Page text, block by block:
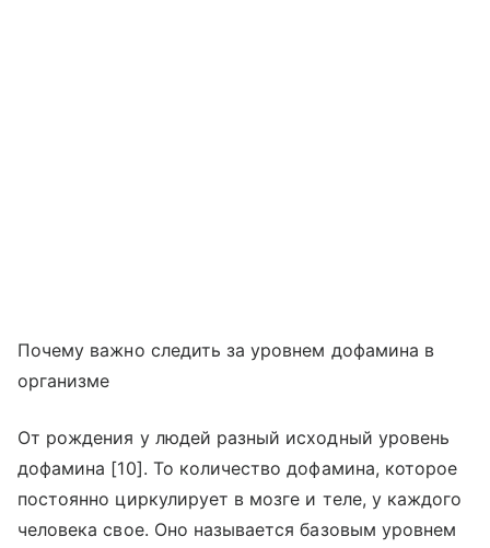
Почему важно следить за уровнем дофамина в
организме
От рождения у людей разный исходный уровень
дофамина [10]. То количество дофамина, которое
постоянно циркулирует в мозге и теле, у каждого
человека свое. Оно называется базовым уровнем